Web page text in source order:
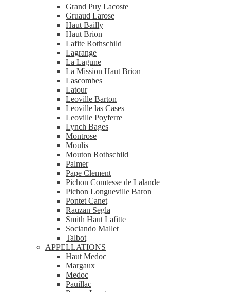
Grand Puy Lacoste
Gruaud Larose
Haut Bailly
Haut Brion
Lafite Rothschild
Lagrange
La Lagune
La Mission Haut Brion
Lascombes
Latour
Leoville Barton
Leoville las Cases
Leoville Poyferre
Lynch Bages
Montrose
Moulis
Mouton Rothschild
Palmer
Pape Clement
Pichon Comtesse de Lalande
Pichon Longueville Baron
Pontet Canet
Rauzan Segla
Smith Haut Lafitte
Sociando Mallet
Talbot
APPELLATIONS
Haut Medoc
Margaux
Medoc
Pauillac